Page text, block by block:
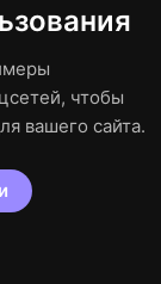
чтобы
вашего сайта.